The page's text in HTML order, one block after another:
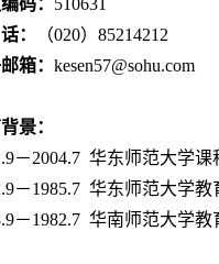
码： 510631
话： （020） 85214212
箱： kesen57@sohu.com
景：
.9－2004.7 华东师范大学课
.9－1985.7 华东师范大学教
.9－1982.7 华南师范大学教